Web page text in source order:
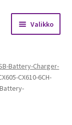
Valikko
Battery-Charger-
CX610-6CH-